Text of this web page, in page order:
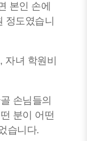
본인 손에
정도였습니
자녀 학원비
손님들의
분이 어떤
습니다.